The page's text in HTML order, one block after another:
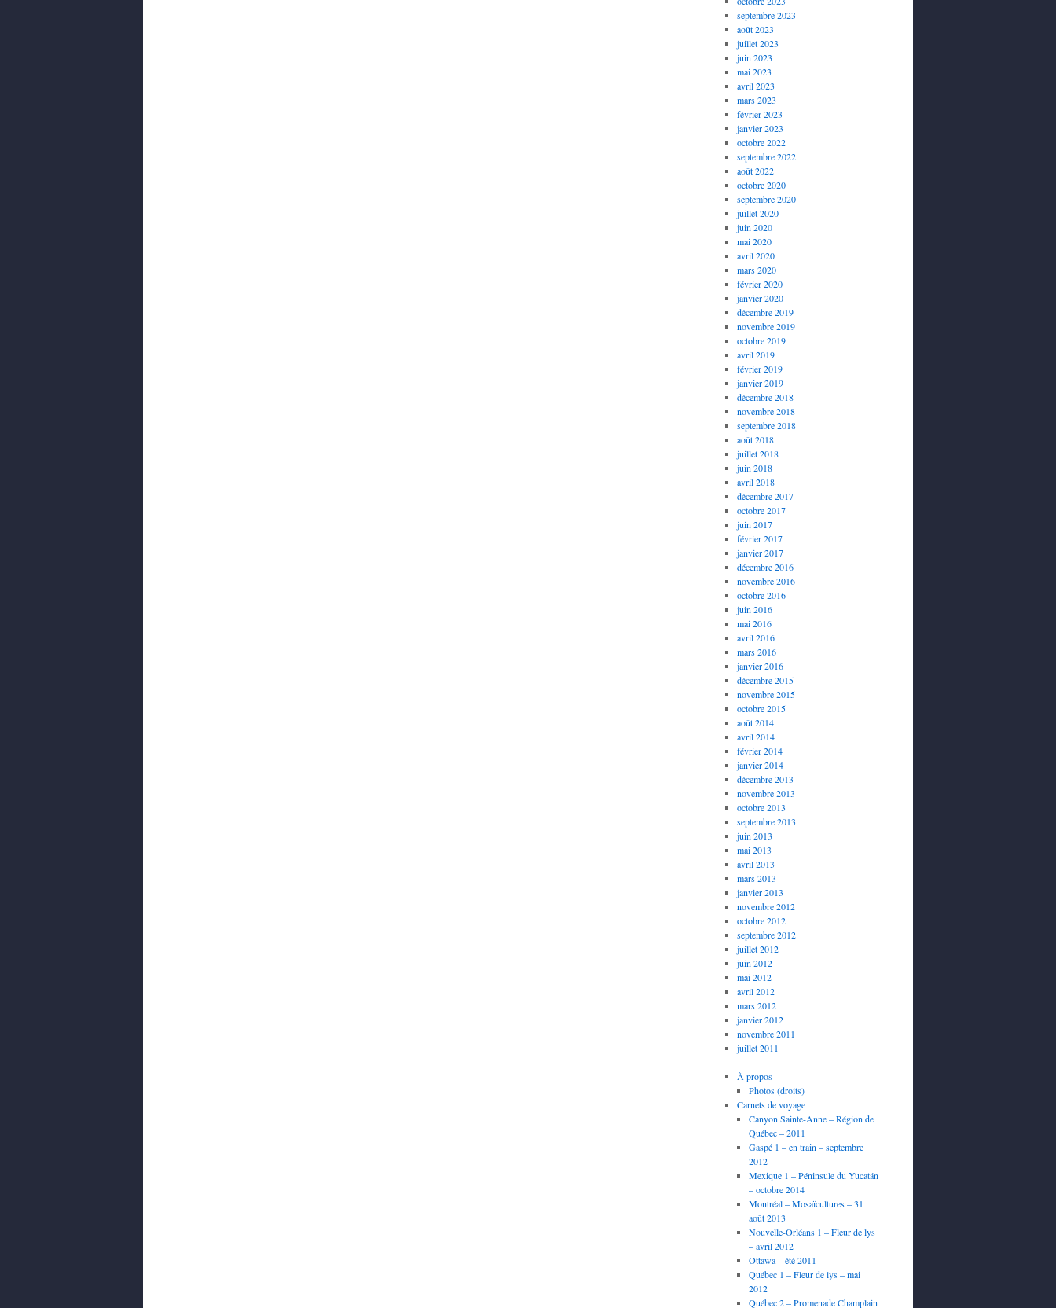
septembre 2023
août 2023
juillet 2023
juin 2023
mai 2023
avril 2023
mars 2023
février 2023
janvier 2023
octobre 2022
septembre 2022
août 2022
octobre 2020
septembre 2020
juillet 2020
juin 2020
mai 2020
avril 2020
mars 2020
février 2020
janvier 2020
décembre 2019
novembre 2019
octobre 2019
avril 2019
février 2019
janvier 2019
décembre 2018
novembre 2018
septembre 2018
août 2018
juillet 2018
juin 2018
avril 2018
décembre 2017
octobre 2017
juin 2017
février 2017
janvier 2017
décembre 2016
novembre 2016
octobre 2016
juin 2016
mai 2016
avril 2016
mars 2016
janvier 2016
décembre 2015
novembre 2015
octobre 2015
août 2014
avril 2014
février 2014
janvier 2014
décembre 2013
novembre 2013
octobre 2013
septembre 2013
juin 2013
mai 2013
avril 2013
mars 2013
janvier 2013
novembre 2012
octobre 2012
septembre 2012
juillet 2012
juin 2012
mai 2012
avril 2012
mars 2012
janvier 2012
novembre 2011
juillet 2011
À propos
Photos (droits)
Carnets de voyage
Canyon Sainte-Anne – Région de
Québec – 2011
Gaspé 1 – en train – septembre
2012
Mexique 1 – Péninsule du Yucatán
– octobre 2014
Montréal – Mosaïcultures – 31
août 2013
Nouvelle-Orléans 1 – Fleur de lys
– avril 2012
Ottawa – été 2011
Québec 1 – Fleur de lys – mai
2012
Québec 2 – Promenade Champlain